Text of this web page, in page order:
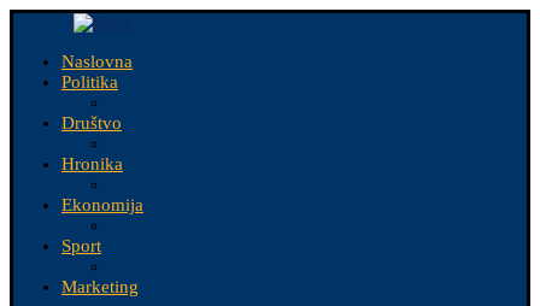
Naslovna
Politika
Društvo
Hronika
Ekonomija
Sport
Marketing